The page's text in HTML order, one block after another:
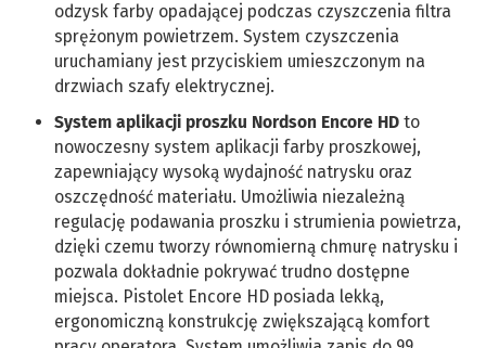
odzysk farby opadającej podczas czyszczenia filtra
sprężonym powietrzem. System czyszczenia
uruchamiany jest przyciskiem umieszczonym na
drzwiach szafy elektrycznej.
System aplikacji proszku Nordson Encore HD to
nowoczesny system aplikacji farby proszkowej,
zapewniający wysoką wydajność natrysku oraz
oszczędność materiału. Umożliwia niezależną
regulację podawania proszku i strumienia powietrza,
dzięki czemu tworzy równomierną chmurę natrysku i
pozwala dokładnie pokrywać trudno dostępne
miejsca. Pistolet Encore HD posiada lekką,
ergonomiczną konstrukcję zwiększającą komfort